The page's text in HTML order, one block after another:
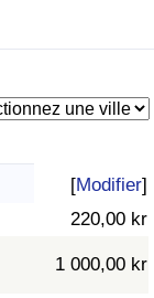
[Modifier]
220,00 kr
1 000,00 kr